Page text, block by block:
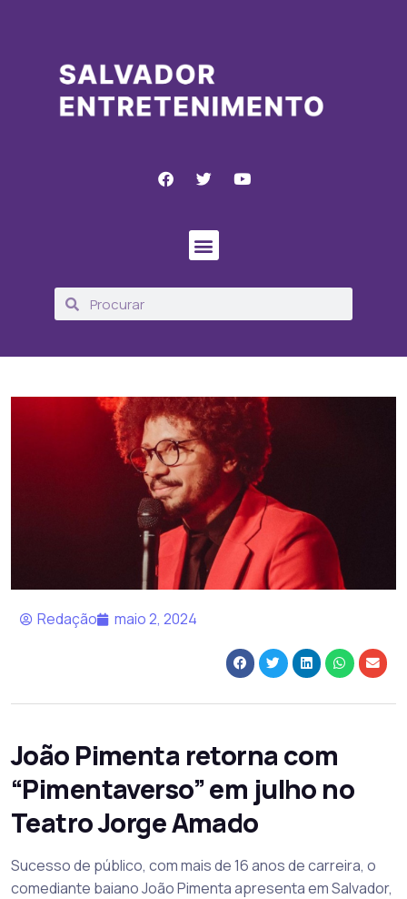
Redação maio 2, 2024
João Pimenta retorna com
“Pimentaverso” em julho no
Teatro Jorge Amado
Sucesso de público, com mais de 16 anos de carreira, o
comediante baiano João Pimenta apresenta em Salvador,